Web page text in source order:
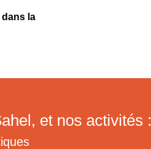
dans la
et nos activités :